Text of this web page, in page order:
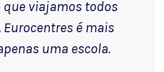
que viajamos todos
Eurocentres é mais
uma escola.